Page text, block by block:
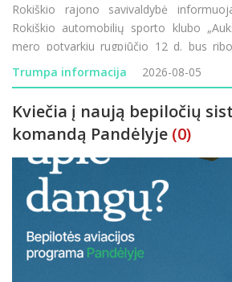
Rokiškio rajono savivaldybė
Rokiškio automobilių sporto klubo
mero potvarkiu rugpjūčio 12 d. bus
rajono vietinės reikšmės keliuose: JD-70
Trumpa informacija 2026-08-05
Kviečia į naują bepiločių
komandą Pandėlyje (0)